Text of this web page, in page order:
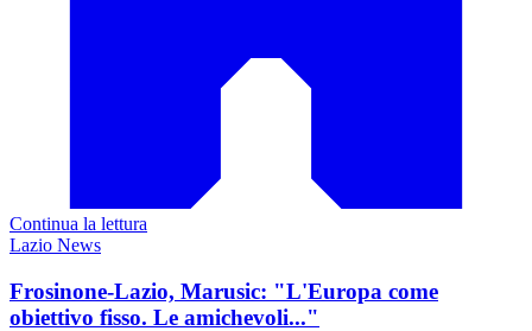
Continua la lettura
Lazio News
Frosinone-Lazio, Marusic: "L'Europa come
obiettivo fisso. Le amichevoli..."